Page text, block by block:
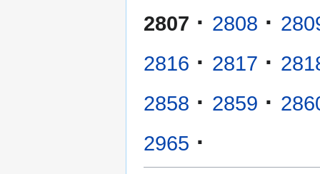
2807 · 2808 ·
2816 · 2817 ·
2858 · 2859 ·
2965 ·